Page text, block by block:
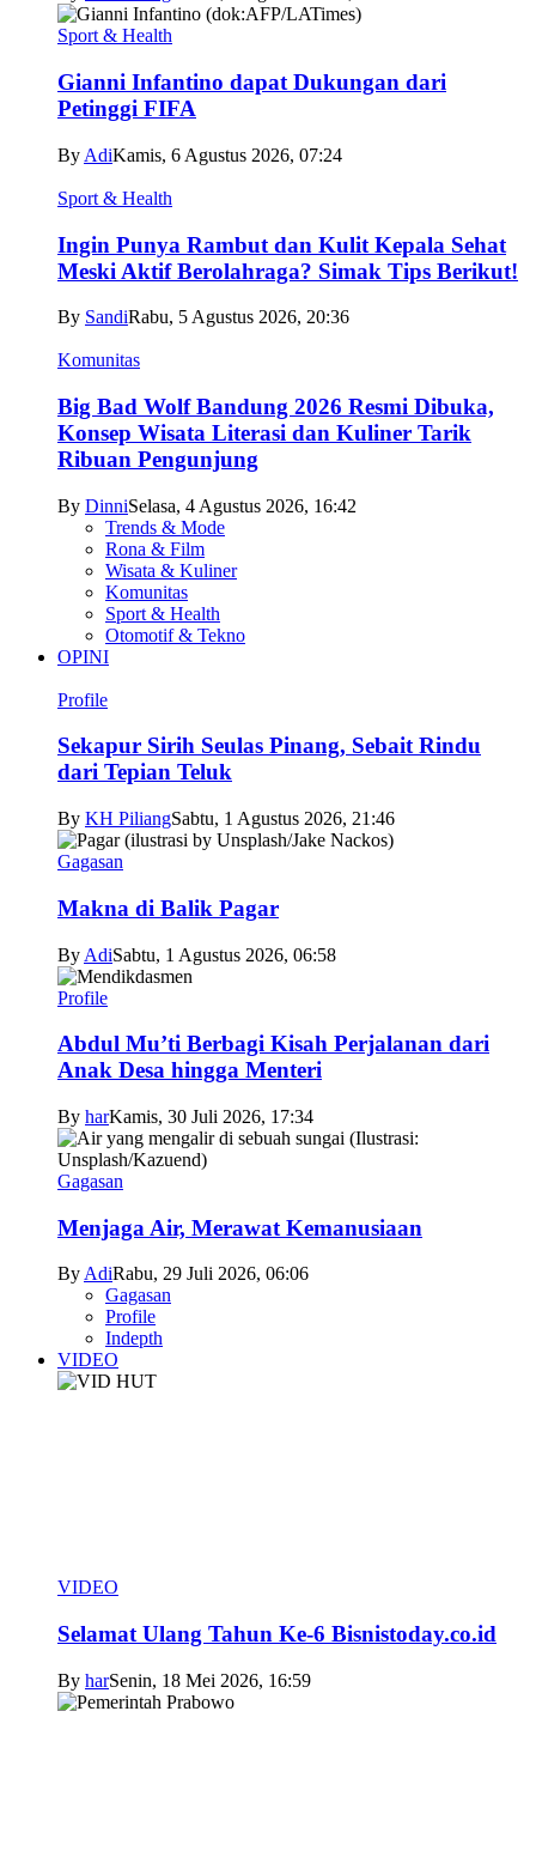
Sport & Health
Gianni Infantino dapat Dukungan dari
Petinggi FIFA
By AdiKamis, 6 Agustus 2026, 07:24
Sport & Health
Ingin Punya Rambut dan Kulit Kepala Sehat
Meski Aktif Berolahraga? Simak Tips Berikut!
By SandiRabu, 5 Agustus 2026, 20:36
Komunitas
Big Bad Wolf Bandung 2026 Resmi Dibuka,
Konsep Wisata Literasi dan Kuliner Tarik
Ribuan Pengunjung
By DinniSelasa, 4 Agustus 2026, 16:42
Trends & Mode
Rona & Film
Wisata & Kuliner
Komunitas
Sport & Health
Otomotif & Tekno
OPINI
Profile
Sekapur Sirih Seulas Pinang, Sebait Rindu
dari Tepian Teluk
By KH PiliangSabtu, 1 Agustus 2026, 21:46
Gagasan
Makna di Balik Pagar
By AdiSabtu, 1 Agustus 2026, 06:58
Profile
Abdul Mu’ti Berbagi Kisah Perjalanan dari
Anak Desa hingga Menteri
By harKamis, 30 Juli 2026, 17:34
Gagasan
Menjaga Air, Merawat Kemanusiaan
ByAdiRabu, 29 Juli 2026, 06:06
Gagasan
Profile
Indepth
VIDEO
VIDEO
Selamat Ulang Tahun Ke-6 Bisnistoday.co.id
By harSenin, 18 Mei 2026, 16:59